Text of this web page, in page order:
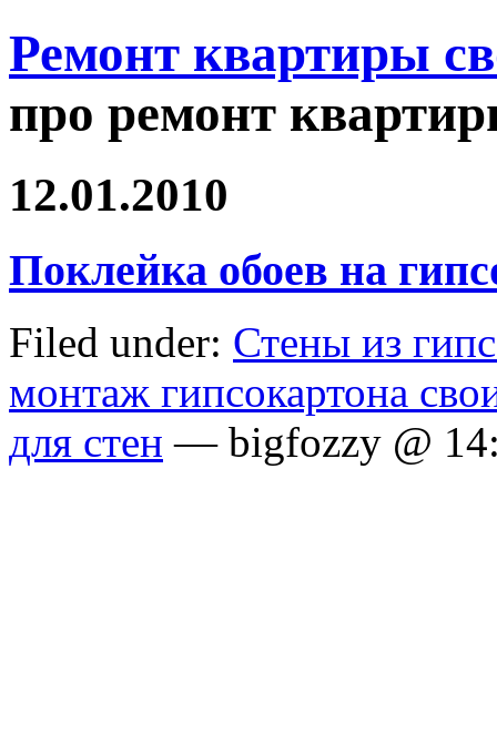
Ремонт квартиры
про ремонт
12.01.2010
Поклейка обоев на
Filed under: Стены из
монтаж гипсокартона
для стен — bigfozzy @